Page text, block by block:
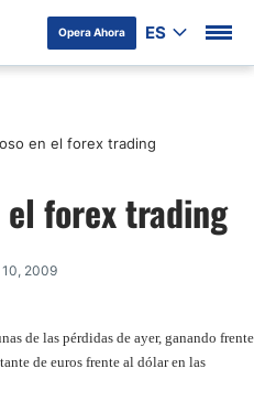
Opera Ahora ES
en el forex trading
el forex trading
2009
de las pérdidas de ayer, ganando frente
de euros frente al dólar en las